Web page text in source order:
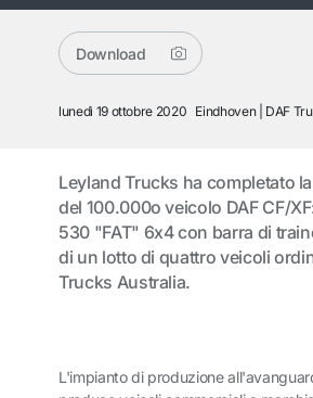
Download
lunedì 19 ottobre 2020 Eindhoven DAF
Leyland Trucks ha completato
del 100.000o veicolo DAF CF/
530 "FAT" 6x4 con barra di
di un lotto di quattro veicoli
Trucks Australia.
L'impianto di produzione